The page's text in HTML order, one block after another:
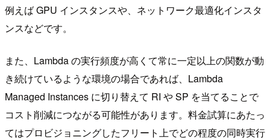
例えば GPU インスタンスや、ネットワーク最適化インスタ
ンスなどです。
また、Lambda の実行頻度が高くて常に一定以上の関数が動
き続けているような環境の場合であれば、Lambda
Managed Instances に切り替えて RI や SP を当てることで
コスト削減につながる可能性があります。料金試算にあたっ
てはプロビジョニングしたフリート上でどの程度の同時実行